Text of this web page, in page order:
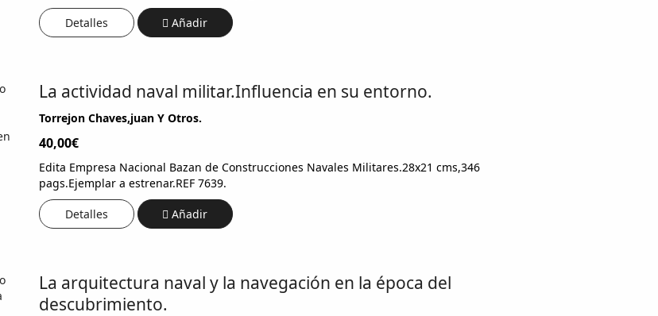
Detalles Añadir
La actividad naval militar.Influencia en su entorno.
Torrejon Chaves,juan Y Otros.
40,00€
Edita Empresa Nacional Bazan de Construcciones Navales Militares.28x21 cms,346
pags.Ejemplar a estrenar.REF 7639.
Detalles Añadir
La arquitectura naval y la navegación en la época del
descubrimiento.